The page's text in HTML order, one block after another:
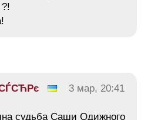
3 мар, 20:41
судьба Саши Одижного